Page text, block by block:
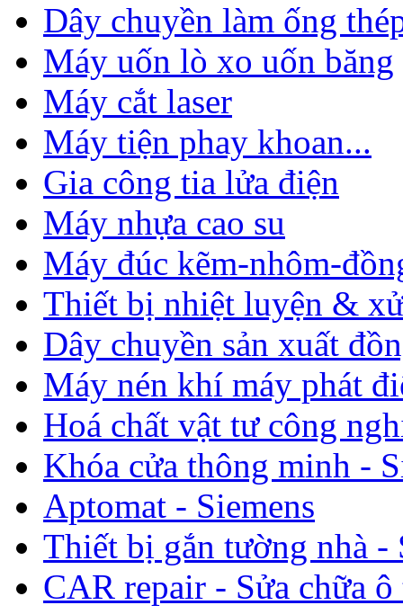
Dây chuyền làm ống
Máy uốn lò xo uốn băng
Máy cắt laser
Máy tiện phay khoan...
Gia công tia lửa điện
Máy nhựa cao su
Máy đúc kẽm-nhôm-
Thiết bị nhiệt luyện &
Dây chuyền sản xuất
Máy nén khí máy phát
Hoá chất vật tư công
Khóa cửa thông minh -
Aptomat - Siemens
Thiết bị gắn tường nhà -
CAR repair - Sửa chữa ô